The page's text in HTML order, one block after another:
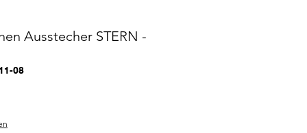
Ausstecher STERN -
08